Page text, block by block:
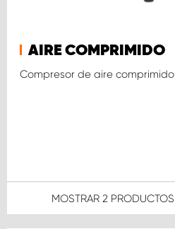
AIRE COMPRIMIDO
Compresor de aire comprimido
MOSTRAR 2 PRODUCTOS